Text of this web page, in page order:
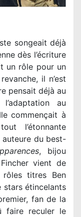
songeait déjà
dès l’écriture
un rôle pour un
il n’est
pensait déjà au
au
commençait à
l’étonnante
du best-
, bijou
vient de
titres Ben
stars étincelants
fan de la
faire reculer le